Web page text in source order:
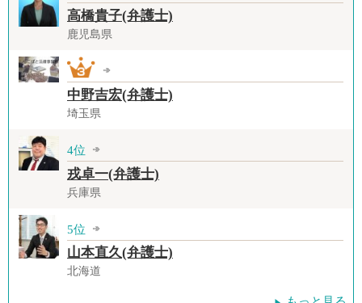
高橋貴子(弁護士)
鹿児島県
中野吉宏(弁護士)
埼玉県
4位
戎卓一(弁護士)
兵庫県
5位
山本直久(弁護士)
北海道